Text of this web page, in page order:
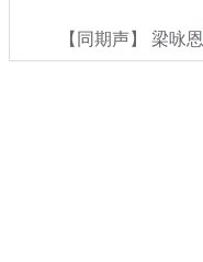
【同期声】 梁咏恩